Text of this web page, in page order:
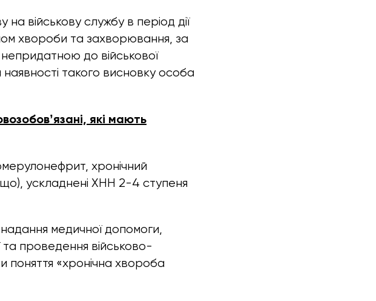
на військову службу в період дії
хвороби та захворювання, за
до військової
такого висновку особа
які мають
хронічний
ускладнені ХНН 2-4 ступеня
медичної допомоги,
та проведення військово-
поняття «хронічна хвороба